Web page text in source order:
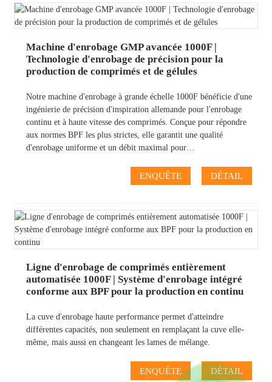
Machine d'enrobage GMP avancée 1000F |
Technologie d'enrobage de précision pour la
production de comprimés et de gélules
Notre machine d'enrobage à grande échelle 1000F bénéficie d'une
ingénierie de précision d'inspiration allemande pour l'enrobage
continu et à haute vitesse des comprimés. Conçue pour répondre
aux normes BPF les plus strictes, elle garantit une qualité
d'enrobage uniforme et un débit maximal pour…
ENQUÊTE DÉTAIL
Ligne d'enrobage de comprimés entièrement
automatisée 1000F | Système d'enrobage intégré
conforme aux BPF pour la production en continu
La cuve d'enrobage haute performance permet d'atteindre
différentes capacités, non seulement en remplaçant la cuve elle-
même, mais aussi en changeant les lames de mélange.
ENQUÊTE DÉTAIL